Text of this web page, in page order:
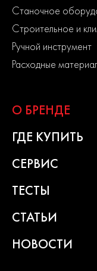
Станочное
Строительное и
Ручной инструмент
Расходные
О БРЕНДЕ
ГДЕ КУПИТЬ
СЕРВИС
ТЕСТЫ
СТАТЬИ
НОВОСТИ